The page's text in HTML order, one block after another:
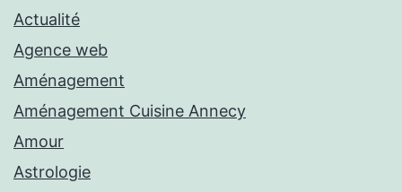
Actualité
Agence web
Aménagement
Aménagement Cuisine Annecy
Amour
Astrologie